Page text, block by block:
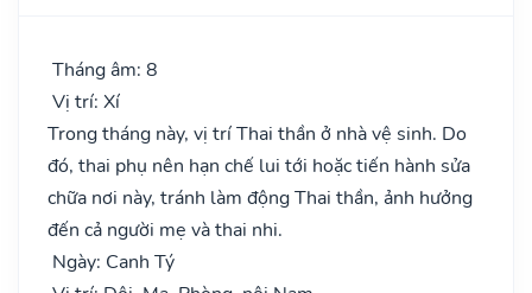
Tháng âm: 8
Vị trí: Xí
Trong tháng này, vị trí Thai thần ở nhà vệ sinh. Do
đó, thai phụ nên hạn chế lui tới hoặc tiến hành sửa
chữa nơi này, tránh làm động Thai thần, ảnh hưởng
đến cả người mẹ và thai nhi.
Ngày: Canh Tý